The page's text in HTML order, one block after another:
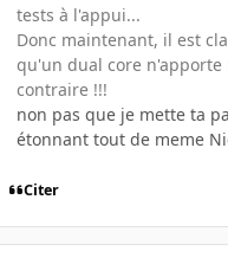
tests à l'appui...
Donc maintenant, il est
qu'un dual core
contraire !!!
non pas que je mette ta
étonnant tout de meme
Citer